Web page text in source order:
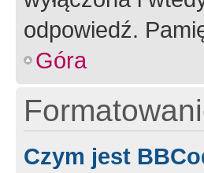
odpowiedź.
Góra
Czym jest